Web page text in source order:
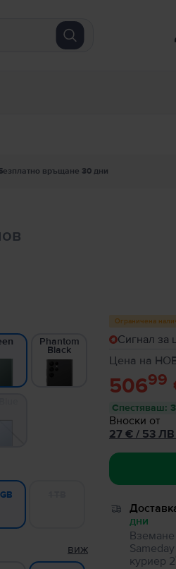
връщане 30 дни
Phantom
Black
виж
Ограничена
Сигнал за
Цена на
50699
Спестяваш:
Вноски от
27 €/ 53 ЛВ
дни
Вземане
куриер 2